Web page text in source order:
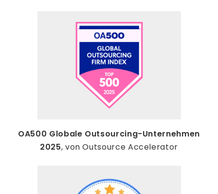
OA500 Globale Outsourcing-Unternehmen
2025, von Outsource Accelerator